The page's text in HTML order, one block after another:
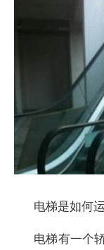
电梯是如何
电梯有一个